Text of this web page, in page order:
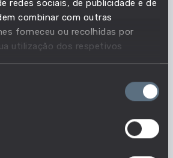
redes sociais, de publicidade e de
combinar com outras
forneceu ou recolhidas por
utilização dos respetivos
social investigam
em matéria de segurança
os direitos dos trabalhadores.
e analisam os pedidos de
as ações da empresa com
dos trabalhadores. As inspeções
laborais como o não
social asseguram que os